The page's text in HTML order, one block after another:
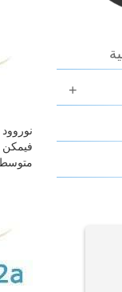
فيمكن
متوسط